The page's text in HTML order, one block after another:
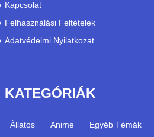
Kapcsolat
Felhasználási Feltételek
Adatvédelmi Nyilatkozat
KATEGÓRIÁK
Állatos Anime Egyéb Témák